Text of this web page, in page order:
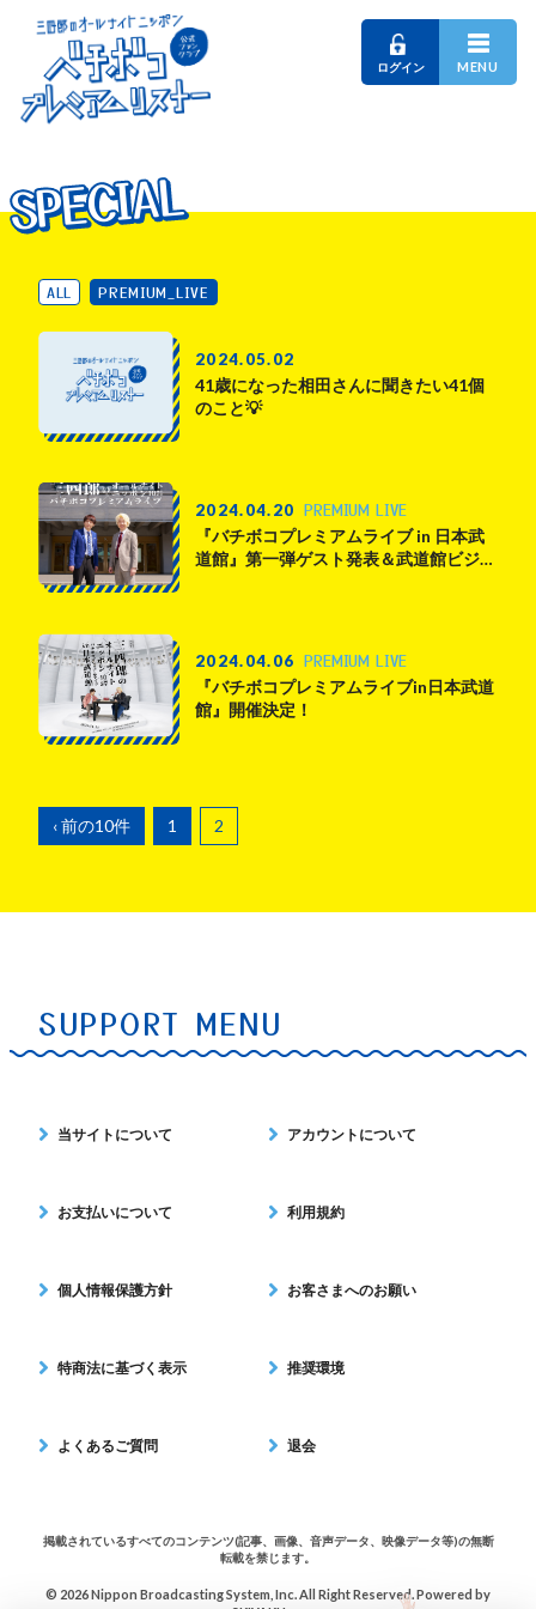
ログイン MENU
SPECIAL
SPECIAL
SPECIAL
ALL PREMIUM_LIVE
2024.05.02
41歳になった相田さんに聞きたい41個
のこと💡
2024.04.20 PREMIUM LIVE
『バチボコプレミアムライブ in 日本武
道館』第一弾ゲスト発表＆武道館ビジ…
2024.04.06 PREMIUM LIVE
『バチボコプレミアムライブin日本武道
館』開催決定！
‹ 前の10件 1 2
SUPPORT MENU
当サイトについて アカウントについて
お支払いについて 利用規約
個人情報保護方針 お客さまへのお願い
特商法に基づく表示 推奨環境
よくあるご質問 退会
掲載されているすべてのコンテンツ(記事、画像、音声データ、映像データ等)の無断
転載を禁じます。
© 2026 Nippon Broadcasting System, Inc. All Right Reserved. Powered by